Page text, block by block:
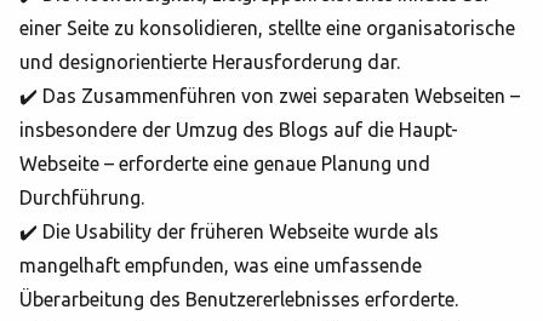
einer Seite zu konsolidieren, stellte eine organisatorische
und designorientierte Herausforderung dar.
✔️ Das Zusammenführen von zwei separaten Webseiten –
insbesondere der Umzug des Blogs auf die Haupt-
Webseite – erforderte eine genaue Planung und
Durchführung.
✔️ Die Usability der früheren Webseite wurde als
mangelhaft empfunden, was eine umfassende
Überarbeitung des Benutzererlebnisses erforderte.